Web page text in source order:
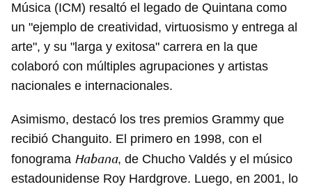
Música (ICM) resaltó el legado de Quintana como
un "ejemplo de creatividad, virtuosismo y entrega al
arte", y su "larga y exitosa" carrera en la que
colaboró con múltiples agrupaciones y artistas
nacionales e internacionales.
Asimismo, destacó los tres premios Grammy que
recibió Changuito. El primero en 1998, con el
fonograma Habana, de Chucho Valdés y el músico
estadounidense Roy Hardgrove. Luego, en 2001, lo